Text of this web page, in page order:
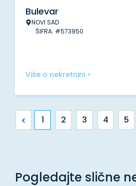
Bulevar
NOVI SAD
ŠIFRA: #573950
Više o nekretnini >
< 1 2 3 4 5
Pogledajte slične